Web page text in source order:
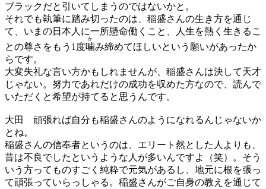
ブラックだと引いてしまうのではないかと。
それでも執筆に踏み切ったのは、稲盛さんの生き方を通じ
て、いまの日本人に一所懸命働くこと、人生を熱く生きるこ
との尊さをもう1度噛
か
み締めてほしいという願いがあったか
らです。
大変失礼な言い方かもしれませんが、稲盛さんは決して天才
じゃない。努力であれだけの成功を収めた方なので、読んで
いただくと希望が持てると思うんです。
大田
頑張れば自分も稲盛さんのようになれるんじゃないか
とね。
稲盛さんの信奉者というのは、エリート然とした人よりも、
昔は不良でしたというような人が多いんですよ（笑）。そう
いう方ってものすごく純粋で元気があるし、地元に根を張っ
て頑張っていらっしゃる。稲盛さんがご自身の教えを通じて